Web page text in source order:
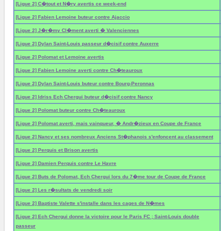
[Ligue 2] C�tout et N�ry avertis ce week-end
[Ligue 2] Fabien Lemoine buteur contre Ajaccio
[Ligue 2] J�r�my Cl�ment averti � Valenciennes
[Ligue 2] Dylan Saint-Louis passeur d�cisif contre Auxerre
[Ligue 2] Polomat et Lemoine avertis
[Ligue 2] Fabien Lemoine averti contre Ch�teauroux
[Ligue 2] Dylan Saint-Louis buteur contre Bourg-Peronnas
[Ligue 2] Idriss Ech Chergui buteur d�cisif contre Nancy
[Ligue 2] Polomat buteur contre Ch�teauroux
[Ligue 2] Polomat averti, mais vainqueur, � Andr�zieux en Coupe de France
[Ligue 2] Nancy et ses nombreux Anciens St�phanois s'enfoncent au classement
[Ligue 2] Perquis et Brison avertis
[Ligue 2] Damien Perquis contre Le Havre
[Ligue 2] Buts de Polomat, Ech Chergui lors du 7�me tour de Coupe de France
[Ligue 2] Les r�sultats de vendredi soir
[Ligue 2] Baptiste Valette s'installe dans les cages de N�mes
[Ligue 2] Ech Chergui donne la victoire pour le Paris FC ; Saint-Louis double
passeur